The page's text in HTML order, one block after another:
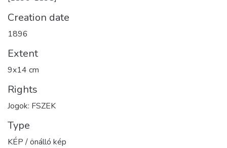
Creation date
1896
Extent
9x14 cm
Rights
Jogok: FSZEK
Type
KÉP / önálló kép